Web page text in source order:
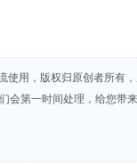
用，版权归原创者所有
第一时间处理，给您带